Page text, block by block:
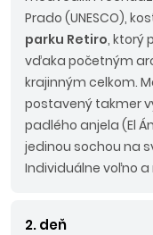
Prado (UNESCO),
parku Retiro, ktorý
vďaka početným
krajinným celkom.
postavený takmer
padlého anjela (El
jedinou sochou na
Individuálne voľno
2. deň